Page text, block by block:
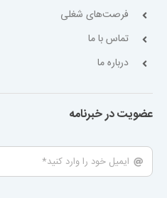
فرصت‌های شغلی
تماس با ما
درباره ما
عضویت در خبرنامه